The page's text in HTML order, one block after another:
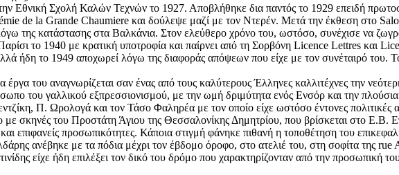
Εθνική Σχολή Καλών Τεχνών το 1927. Αποβλήθηκε δια παντός το 1929 επειδή
de la Grande Chaumiere και δούλεψε μαζί με τον Ντερέν. Μετά την έκθεση στο
της κατάστασης στα Βαλκάνια. Στον ελεύθερο χρόνο του, ωστόσο, συνέχισε να
το 1940 με κρατική υποτροφία και παίρνει από τη Σορβόνη Licence Lettres και
το 1949 αποχωρεί λόγω της διαφοράς απόψεων που είχε με τον συνέταιρό του.
του αναγνωρίζεται σαν ένας από τους καλύτερους Έλληνες καλλιτέχνες την
του γαλλικού εξπρεσσιονισμού, με την ωμή δριμύτητα ενός Ενσόρ και την
Π. Ωρολογά και τον Τάσο Φαληρέα με τον οποίο είχε ωστόσο έντονες πολιτικές
με σκηνές του Προστάτη Άγιου της Θεσσαλονίκης Δημητρίου, που βρίσκεται στο Ε.Β.
επιφανείς προσωπικότητες. Κάποια στιγμή φάνηκε πιθανή η τοποθέτηση του
ανέβηκε με τα πόδια μέχρι τον έβδομο όροφο, στο ατελιέ του, στη σοφίτα της rue
είχε ήδη επιλέξει τον δικό του δρόμο που χαρακτηρίζονταν από την προσωπική